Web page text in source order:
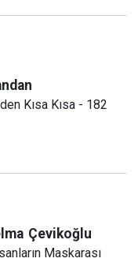
Kısa Kısa - 182
Çevikoğlu
Maskarası